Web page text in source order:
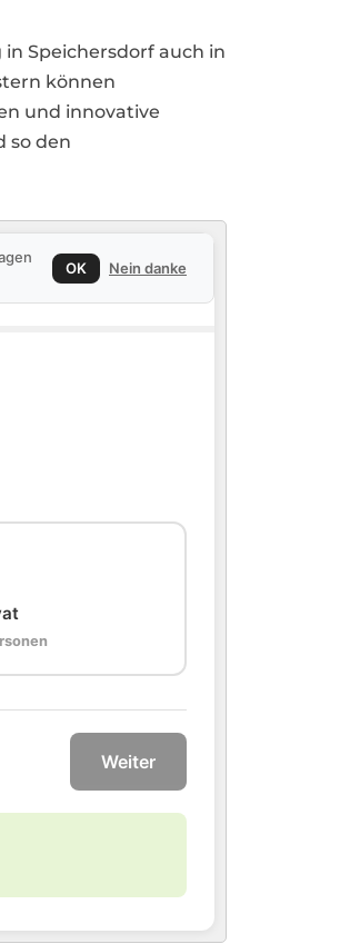
Speichersdorf auch in
können
und innovative
so den
OK Nein danke
Weiter